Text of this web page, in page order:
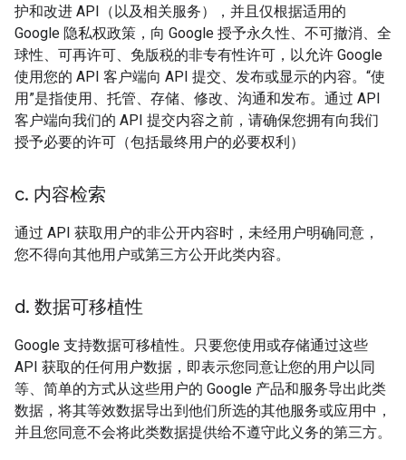
护和改进 API（以及相关服务），并且仅根据适用的
Google 隐私权政策，向 Google 授予永久性、不可撤消、全
球性、可再许可、免版税的非专有性许可，以允许 Google
使用您的 API 客户端向 API 提交、发布或显示的内容。“使
用”是指使用、托管、存储、修改、沟通和发布。通过 API
客户端向我们的 API 提交内容之前，请确保您拥有向我们
授予必要的许可（包括最终用户的必要权利）
c. 内容检索
通过 API 获取用户的非公开内容时，未经用户明确同意，
您不得向其他用户或第三方公开此类内容。
d. 数据可移植性
Google 支持数据可移植性。只要您使用或存储通过这些
API 获取的任何用户数据，即表示您同意让您的用户以同
等、简单的方式从这些用户的 Google 产品和服务导出此类
数据，将其等效数据导出到他们所选的其他服务或应用中，
并且您同意不会将此类数据提供给不遵守此义务的第三方。